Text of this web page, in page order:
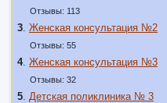
Отзывы: 113
3 Женская консультация №2
Отзывы: 55
4. Женская консультация №3
Отзывы: 32
5 Детская поликлиника № 3